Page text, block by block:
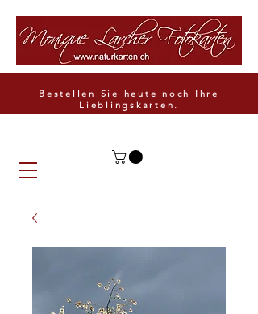
Bestellen Sie heute noch Ihre
Lieblingskarten.